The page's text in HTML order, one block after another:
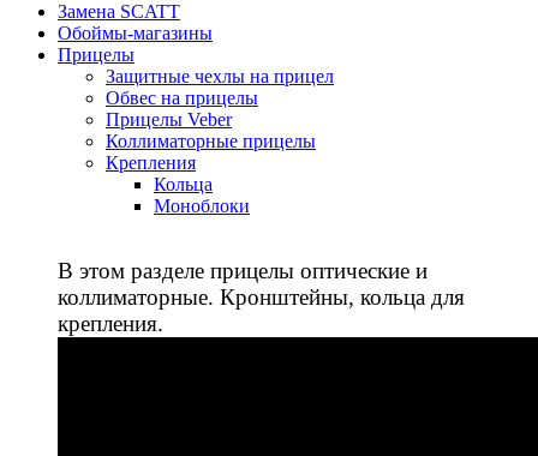
Замена SCATT
Обоймы-магазины
Прицелы
Защитные чехлы на прицел
Обвес на прицелы
Прицелы Veber
Коллиматорные прицелы
Крепления
Кольца
Моноблоки
В этом разделе прицелы оптические и
коллиматорные. Кронштейны, кольца для
крепления.